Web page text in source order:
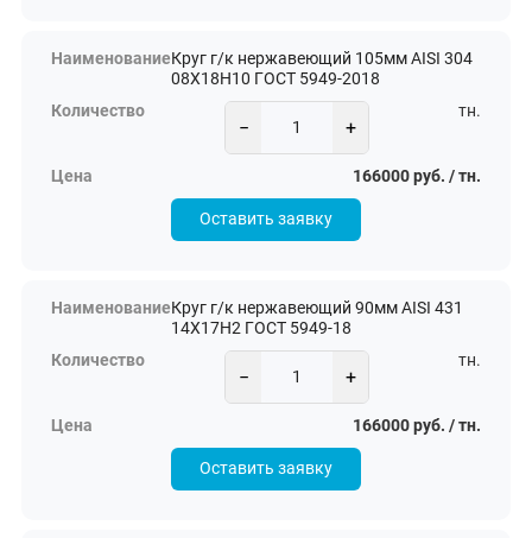
Круг г/к нержавеющий 105мм AISI 304
08Х18Н10 ГОСТ 5949-2018
− +
тн.
166000 руб. / тн.
Оставить заявку
Круг г/к нержавеющий 90мм AISI 431
14Х17Н2 ГОСТ 5949-18
− +
тн.
166000 руб. / тн.
Оставить заявку